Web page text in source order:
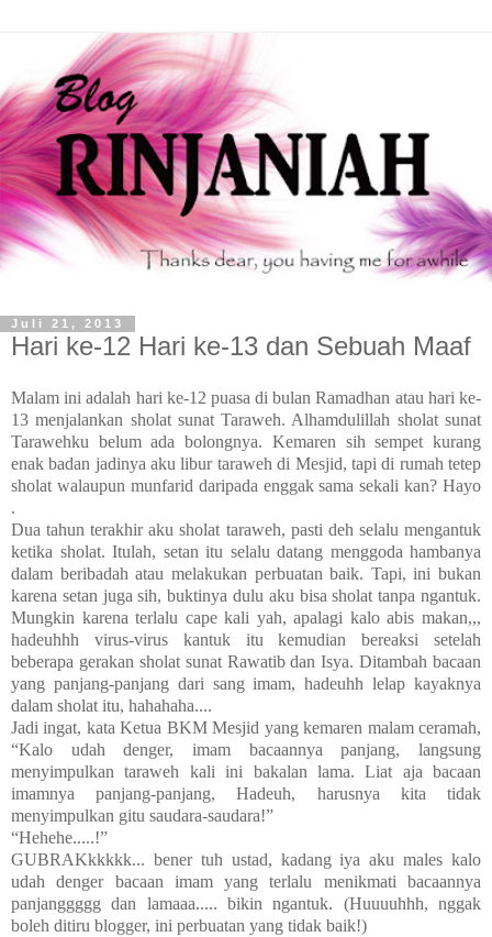
Juli 21, 2013
Hari ke-12 Hari ke-13 dan Sebuah Maaf
Malam ini adalah hari ke-12 puasa di bulan Ramadhan atau hari ke-
13 menjalankan sholat sunat Taraweh. Alhamdulillah sholat sunat
Tarawehku belum ada bolongnya. Kemaren sih sempet kurang
enak badan jadinya aku libur taraweh di Mesjid, tapi di rumah tetep
sholat walaupun munfarid daripada enggak sama sekali kan? Hayo
.
Dua tahun terakhir aku sholat taraweh, pasti deh selalu mengantuk
ketika sholat. Itulah, setan itu selalu datang menggoda hambanya
dalam beribadah atau melakukan perbuatan baik. Tapi, ini bukan
karena setan juga sih, buktinya dulu aku bisa sholat tanpa ngantuk.
Mungkin karena terlalu cape kali yah, apalagi kalo abis makan,,,
hadeuhhh virus-virus kantuk itu kemudian bereaksi setelah
beberapa gerakan sholat sunat Rawatib dan Isya. Ditambah bacaan
yang panjang-panjang dari sang imam, hadeuhh lelap kayaknya
dalam sholat itu, hahahaha....
Jadi ingat, kata Ketua BKM Mesjid yang kemaren malam ceramah,
“Kalo udah denger, imam bacaannya panjang, langsung
menyimpulkan taraweh kali ini bakalan lama. Liat aja bacaan
imamnya panjang-panjang, Hadeuh, harusnya kita tidak
menyimpulkan gitu saudara-saudara!”
“Hehehe.....!”
GUBRAKkkkkk... bener tuh ustad, kadang iya aku males kalo
udah denger bacaan imam yang terlalu menikmati bacaannya
panjanggggg dan lamaaa..... bikin ngantuk. (Huuuuhhh, nggak
boleh ditiru blogger, ini perbuatan yang tidak baik!)